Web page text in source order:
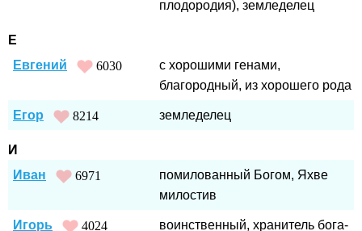
плодородия), земледелец
Е
Евгений
6030
с хорошими генами,
благородный, из хорошего рода
Егор 8214 земледелец
И
Иван
6971
помилованный Богом, Яхве
милостив
Игорь 4024 воинственный, хранитель бога-